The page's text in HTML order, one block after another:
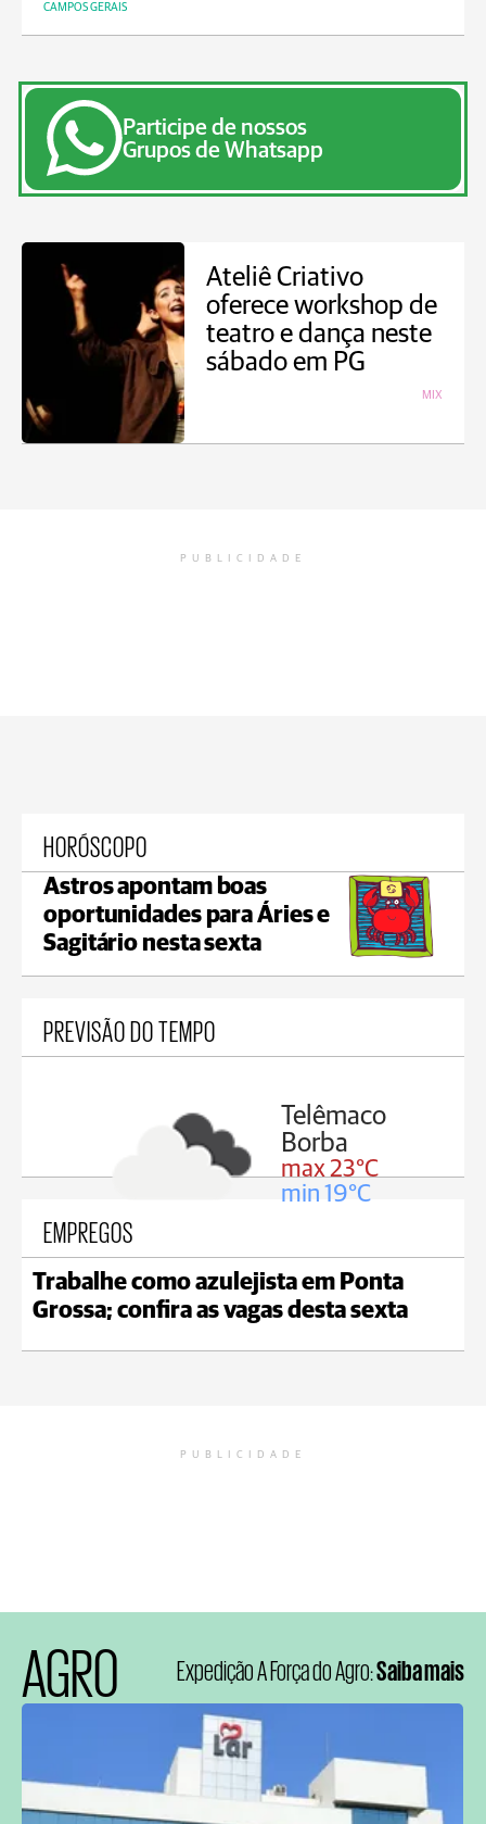
CAMPOS GERAIS
Participe de nossos
Grupos de Whatsapp
Ateliê Criativo
oferece workshop de
teatro e dança neste
sábado em PG
MIX
PUBLICIDADE
HORÓSCOPO
Astros apontam boas
oportunidades para Áries e
Sagitário nesta sexta
PREVISÃO DO TEMPO
Reserva
max 22°C
min 18°C
EMPREGOS
Trabalhe como azulejista em Ponta
Grossa; confira as vagas desta sexta
PUBLICIDADE
AGRO Expedição A Força do Agro:Saiba mais